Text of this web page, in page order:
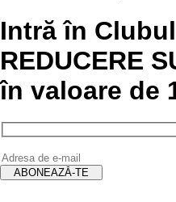
Intră în
REDUCERE
în valoare de